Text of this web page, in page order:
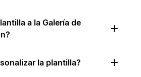
a la Galería de
la plantilla?